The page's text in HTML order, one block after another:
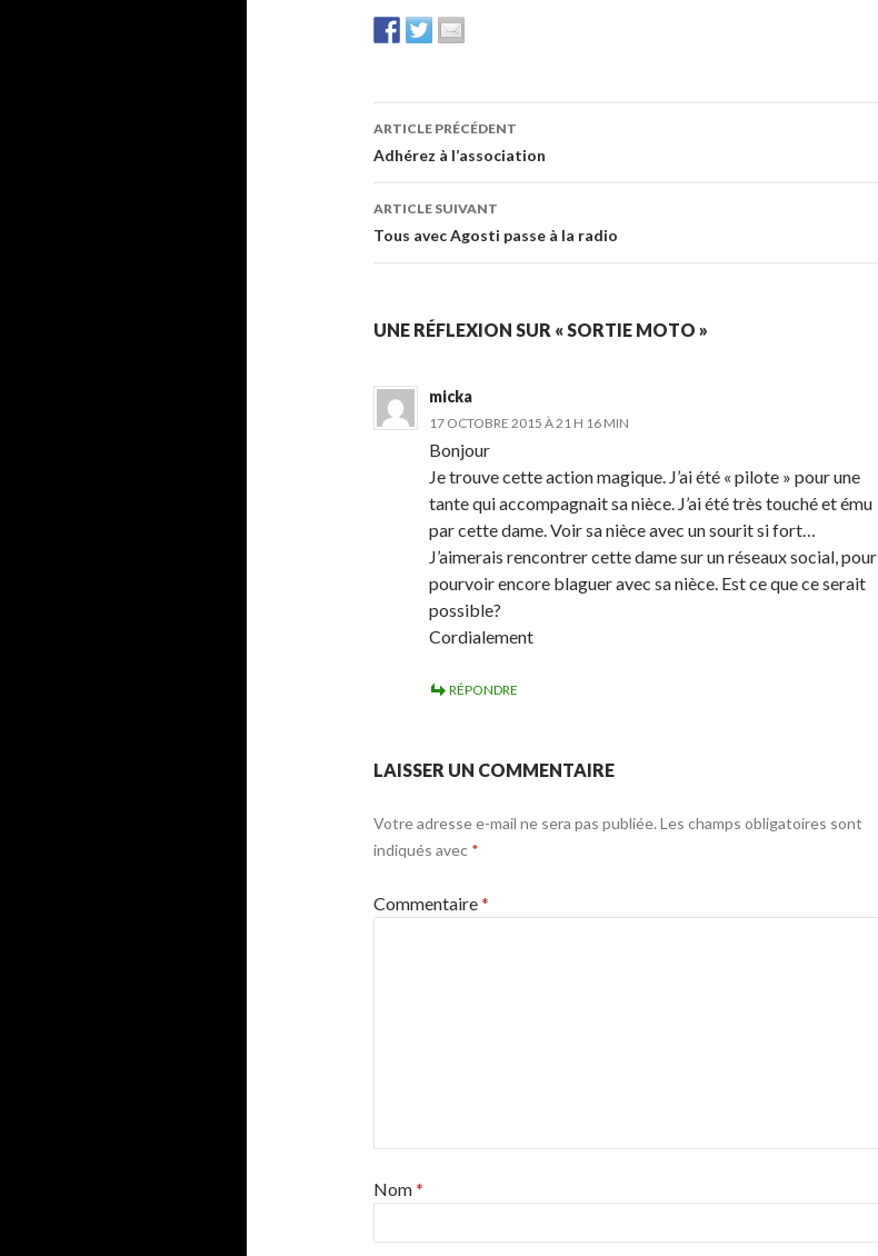
Navigation
des
articles
ARTICLE PRÉCÉDENT
Adhérez à l’association
ARTICLE SUIVANT
Tous avec Agosti passe à la radio
UNE RÉFLEXION SUR « SORTIE MOTO »
micka
17 OCTOBRE 2015 À 21 H 16 MIN
Bonjour
Je trouve cette action magique. J’ai été « pilote » pour une
tante qui accompagnait sa nièce. J’ai été très touché et ému
par cette dame. Voir sa nièce avec un sourit si fort…
J’aimerais rencontrer cette dame sur un réseaux social, pour
pourvoir encore blaguer avec sa nièce. Est ce que ce serait
possible?
Cordialement
RÉPONDRE
LAISSER UN COMMENTAIRE
Votre adresse e-mail ne sera pas publiée. Les champs obligatoires sont
indiqués avec *
Commentaire*
Nom*